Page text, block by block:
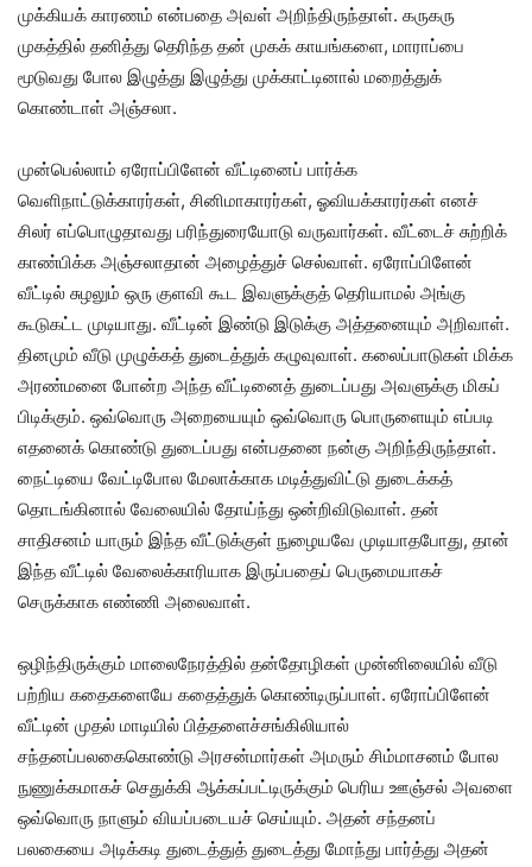
முக்கியக் காரணம் என்பதை அவள் அறிந்திருந்தாள். கருகரு
முகத்தில் தனித்து தெரிந்த தன் முகக் காயங்களை, மாராப்பை
மூடுவது போல இழுத்து இழுத்து முக்காட்டினால் மறைத்துக்
கொண்டாள் அஞ்சலா.
முன்பெல்லாம் ஏரோப்பிளேன் வீட்டினைப் பார்க்க
வெளிநாட்டுக்காரர்கள், சினிமாகாரர்கள், ஓவியக்காரர்கள் எனச்
சிலர் எப்பொழுதாவது பரிந்துரையோடு வருவார்கள். வீட்டைச் சுற்றிக்
காண்பிக்க அஞ்சலாதான் அழைத்துச் செல்வாள். ஏரோப்பிளேன்
வீட்டில் சுழலும் ஒரு குளவி கூட இவளுக்குத் தெரியாமல் அங்கு
கூடுகட்ட முடியாது. வீட்டின் இண்டு இடுக்கு அத்தனையும் அறிவாள்.
தினமும் வீடு முழுக்கத் துடைத்துக் கழுவுவாள். கலைப்பாடுகள் மிக்க
அரண்மனை போன்ற அந்த வீட்டினைத் துடைப்பது அவளுக்கு மிகப்
பிடிக்கும். ஒவ்வொரு அறையையும் ஒவ்வொரு பொருளையும் எப்படி
எதனைக் கொண்டு துடைப்பது என்பதனை நன்கு அறிந்திருந்தாள்.
நைட்டியை வேட்டிபோல மேலாக்காக மடித்துவிட்டு துடைக்கத்
தொடங்கினால் வேலையில் தோய்ந்து ஒன்றிவிடுவாள். தன்
சாதிசனம் யாரும் இந்த வீட்டுக்குள் நுழையவே முடியாதபோது, தான்
இந்த வீட்டில் வேலைக்காரியாக இருப்பதைப் பெருமையாகச்
செருக்காக எண்ணி அலைவாள்.
ஒழிந்திருக்கும் மாலைநேரத்தில் தன்தோழிகள் முன்னிலையில் வீடு
பற்றிய கதைகளையே கதைத்துக் கொண்டிருப்பாள். ஏரோப்பிளேன்
வீட்டின் முதல் மாடியில் பித்தளைச்சங்கிலியால்
சந்தனப்பலகைகொண்டு அரசன்மார்கள் அமரும் சிம்மாசனம் போல
நுணுக்கமாகச் செதுக்கி ஆக்கப்பட்டிருக்கும் பெரிய ஊஞ்சல் அவளை
ஒவ்வொரு நாளும் வியப்படையச் செய்யும். அதன் சந்தனப்
பலகையை அடிக்கடி துடைத்துத் துடைத்து மோந்து பார்த்து அதன்